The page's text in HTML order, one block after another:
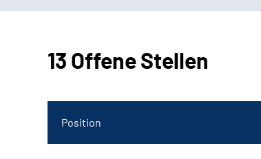
13 Offene Stellen
Position